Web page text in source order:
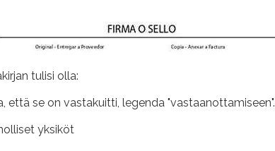
tulisi olla:
että se on vastakuitti, legenda "vastaanottamiseen".
yksiköt